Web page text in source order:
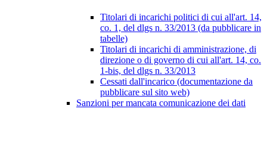
Titolari di incarichi politici di cui all'art. 14,
co. 1, del dlgs n. 33/2013 (da pubblicare in
tabelle)
Titolari di incarichi di amministrazione, di
direzione o di governo di cui all'art. 14, co.
1-bis, del dlgs n. 33/2013
Cessati dall'incarico (documentazione da
pubblicare sul sito web)
Sanzioni per mancata comunicazione dei dati